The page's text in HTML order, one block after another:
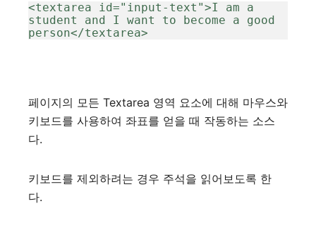
<textarea id="input-text">I am a
student and I want to become a good
person</textarea>
페이지의 모든 Textarea 영역 요소에 대해 마우스와
키보드를 사용하여 좌표를 얻을 때 작동하는 소스
다.
키보드를 제외하려는 경우 주석을 읽어보도록 한
다.